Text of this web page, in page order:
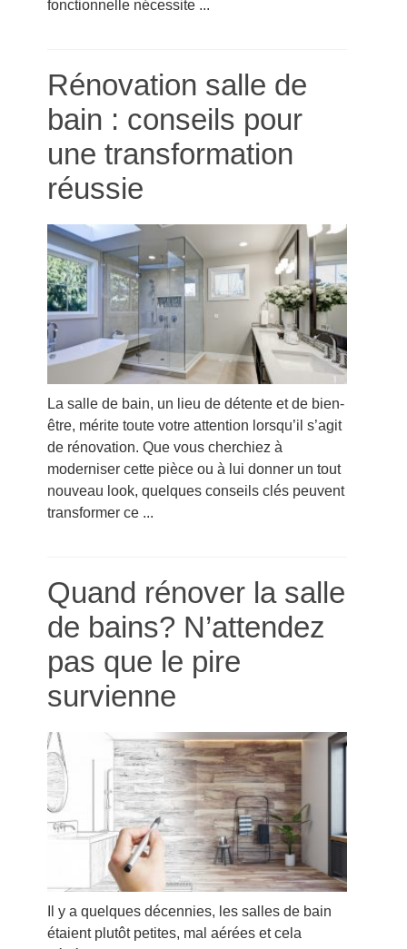
fonctionnelle nécessite ...
Rénovation salle de
bain : conseils pour
une transformation
réussie
La salle de bain, un lieu de détente et de bien-
être, mérite toute votre attention lorsqu’il s’agit
de rénovation. Que vous cherchiez à
moderniser cette pièce ou à lui donner un tout
nouveau look, quelques conseils clés peuvent
transformer ce ...
Quand rénover la salle
de bains? N’attendez
pas que le pire
survienne
Il y a quelques décennies, les salles de bain
étaient plutôt petites, mal aérées et cela